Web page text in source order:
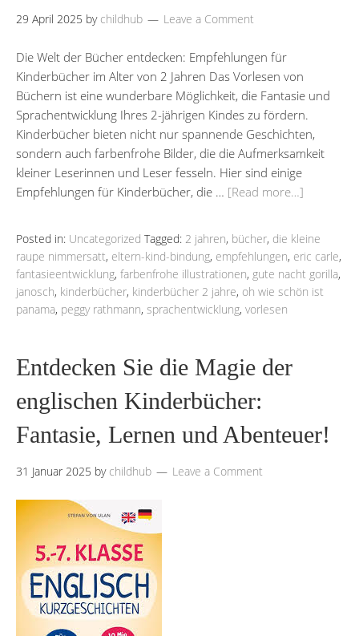
29 April 2025 by childhub Leave a Comment
Die Welt der Bücher entdecken: Empfehlungen für
Kinderbücher im Alter von 2 Jahren Das Vorlesen von
Büchern ist eine wunderbare Möglichkeit, die Fantasie und
Sprachentwicklung Ihres 2-jährigen Kindes zu fördern.
Kinderbücher bieten nicht nur spannende Geschichten,
sondern auch farbenfrohe Bilder, die die Aufmerksamkeit
kleiner Leserinnen und Leser fesseln. Hier sind einige
Empfehlungen für Kinderbücher, die … [Read more…]
Posted in: Uncategorized Tagged: 2 jahren, bücher, die kleine
raupe nimmersatt, eltern-kind-bindung, empfehlungen, eric carle,
fantasieentwicklung, farbenfrohe illustrationen, gute nacht gorilla,
janosch, kinderbücher, kinderbücher 2 jahre, oh wie schön ist
panama, peggy rathmann, sprachentwicklung, vorlesen
Entdecken Sie die Magie der
englischen Kinderbücher:
Fantasie, Lernen und Abenteuer!
31 Januar 2025 by childhub Leave a Comment